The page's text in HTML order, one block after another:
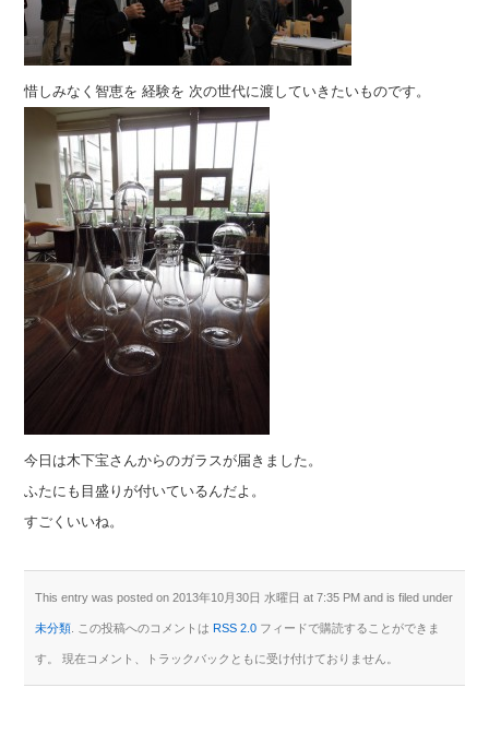
惜しみなく智恵を 経験を 次の世代に渡していきたいものです。
今日は木下宝さんからのガラスが届きました。
ふたにも目盛りが付いているんだよ。
すごくいいね。
This entry was posted on 2013年10月30日 水曜日 at 7:35 PM and is filed under
未分類 . この投稿へのコメントはRSS 2.0 フィードで購読することができま
す。 現在コメント、トラックバックともに受け付けておりません。